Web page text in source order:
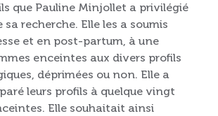
que Pauline Minjollet a privilégié
sa recherche. Elle les a soumis
et en post-partum, à une
enceintes aux divers profils
déprimées ou non. Elle a
leurs profils à quelque vingt
Elle souhaitait ainsi